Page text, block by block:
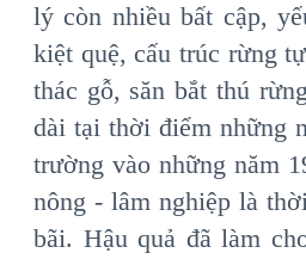
lý còn nhiều bất cập,
kiệt quệ, cấu trúc rừng
thác gỗ, săn bắt thú
dài tại thời điểm những
trường vào những năm
nông - lâm nghiệp là
bãi. Hậu quả đã làm